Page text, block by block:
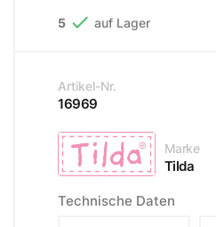
5  auf Lager
Artikel-Nr.
16969
Marke
Tilda
Technische Daten